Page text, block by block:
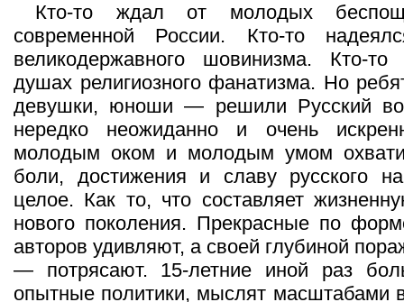
Кто-то ждал от молодых
современной России. Кто-то
великодержавного шовинизма. Кто-
душах религиозного фанатизма. Но
девушки, юноши — решили Русский
нередко неожиданно и очень
молодым оком и молодым умом
боли, достижения и славу русского
целое. Как то, что составляет
нового поколения. Прекрасные по
авторов удивляют, а своей глубиной
— потрясают. 15-летние иной раз
опытные политики, мыслят масштабами